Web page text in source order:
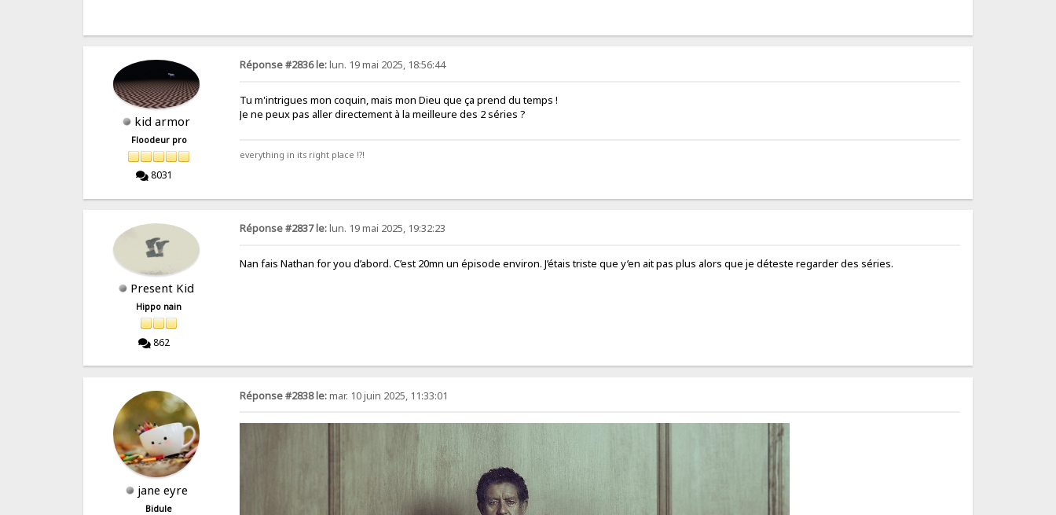
kid armor
Floodeur pro
8031
Réponse #2836 le:lun. 19 mai 2025, 18:56:44
Tu m'intrigues mon coquin, mais mon Dieu que ça prend du temps !
Je ne peux pas aller directement à la meilleure des 2 séries ?
everything in its right place !?!
Present Kid
Hippo nain
862
Réponse #2837 le:lun. 19 mai 2025, 19:32:23
Nan fais Nathan for you d’abord. C’est 20mn un épisode environ. J’étais triste que y’en ait pas plus alors que je déteste regarder des séries.
jane eyre
Bidule
Réponse #2838 le:mar. 10 juin 2025, 11:33:01